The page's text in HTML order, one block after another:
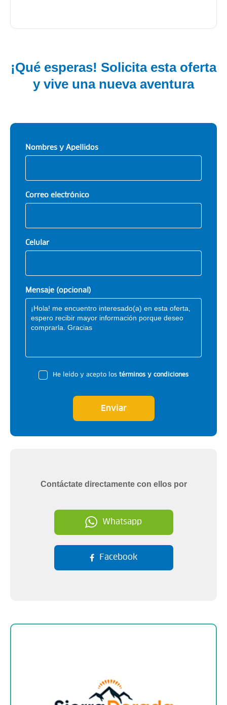
¡Qué esperas! Solicita esta oferta
y vive una nueva aventura
Nombres y Apellidos
Correo electrónico
Celular
Mensaje (opcional)
He leído y acepto los términos y condiciones
Enviar
Contáctate directamente con ellos por
Whatsapp
Facebook